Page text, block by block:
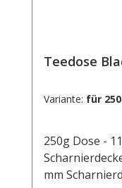
Teedose
Variante: für
250g Dose -
mm